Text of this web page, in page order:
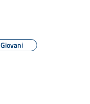
Giovani